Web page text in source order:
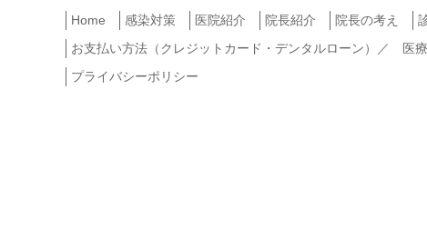
Home 感染対策 医院紹介 院長紹介 院長の考え
お支払い方法（クレジットカード・デンタルローン）／ 医
プライバシーポリシー